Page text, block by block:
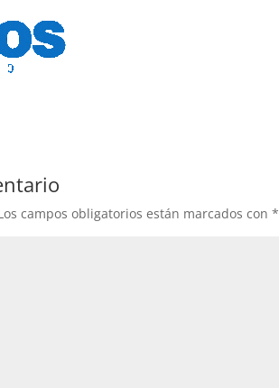
campos obligatorios están marcados con *